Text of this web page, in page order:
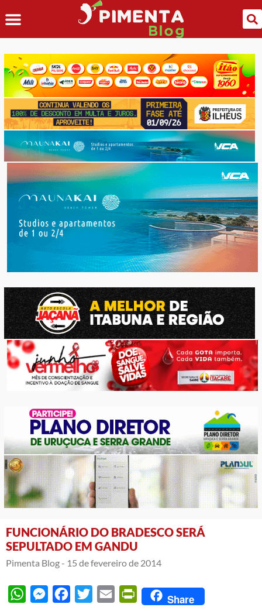
FUNCIONÁRIO DO BRADESCO SERÁ
SEPULTADO EM GANDU
Pimenta Blog - 15 de fevereiro de 2014
WhatsAppMessengerFacebook
Twitter Email PrintFriendly
Share